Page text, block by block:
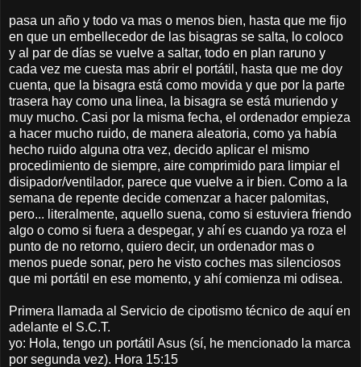
pasa un año y todo va mas o menos bien, hasta que me fijo
en que un embellecedor de las bisagras se salta, lo coloco
y al par de días se vuelve a saltar, todo en plan raruno y
cada vez me cuesta mas abrir el portátil, hasta que me doy
cuenta, que la bisagra está como movida y que por la parte
trasera hay como una linea, la bisagra se está muriendo y
muy mucho. Casi por la misma fecha, el ordenador empieza
a hacer mucho ruido, de manera aleatoria, como ya había
hecho ruido alguna otra vez, decido aplicar el mismo
procedimiento de siempre, aire comprimido para limpiar el
disipador/ventilador, parece que vuelve a ir bien. Como a la
semana de repente decide comenzar a hacer palomitas,
pero... literalmente, aquello suena, como si estuviera friendo
algo o como si fuera a despegar, y ahí es cuando ya roza el
punto de no retorno, quiero decir, un ordenador mas o
menos puede sonar, pero he visto coches mas silenciosos
que mi portátil en ese momento, y ahí comienza mi odisea.
Primera llamada al Servicio de cipotismo técnico de aquí en
adelante el S.C.T.
yo: Hola, tengo un portátil Asus (sí, he mencionado la marca
por segunda vez). Hora 15:15